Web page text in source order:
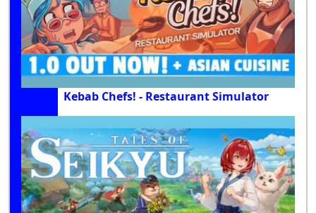
Kebab Chefs! - Restaurant Simulator